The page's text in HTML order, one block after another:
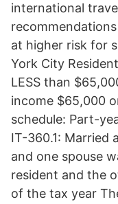
international
at higher risk for
York City
LESS than
income $65,000
schedule: Part-
IT-360.1: Married
and one spouse
resident and the
of the tax year